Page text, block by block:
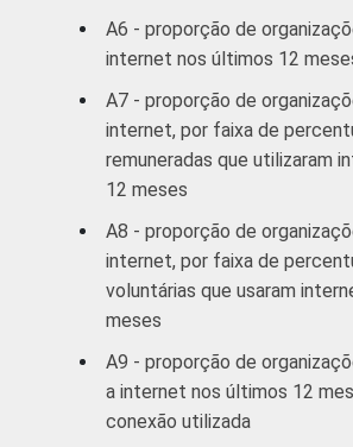
A6 - proporção de
internet nos últimos 12
A7 - proporção de
internet, por faixa de
remuneradas que utilizaram
12 meses
A8 - proporção de
internet, por faixa de
voluntárias que usaram
meses
A9 - proporção de
a internet nos últimos 12
conexão utilizada